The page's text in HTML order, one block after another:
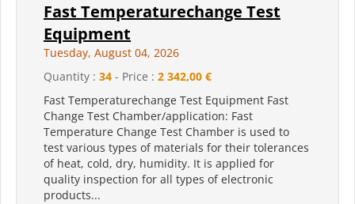
Fast Temperaturechange Test
Equipment
Tuesday, August 04, 2026
Quantity : 34 - Price : 2 342,00 €
Fast Temperaturechange Test Equipment Fast
Change Test Chamber/application: Fast
Temperature Change Test Chamber is used to
test various types of materials for their tolerances
of heat, cold, dry, humidity. It is applied for
quality inspection for all types of electronic
products...